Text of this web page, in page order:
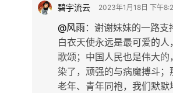
碧宇流云 2023年1月18日 下午
@风雨： 谢谢妹妹的一路支
白衣天使永远是最可爱的人
歌颂；中国人民也是伟大
染了，顽强的与病魔搏斗；
老年、青年同袍，我们默默